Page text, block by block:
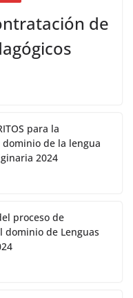
de
para la
dominio de la lengua
2024
proceso de
dominio de Lenguas